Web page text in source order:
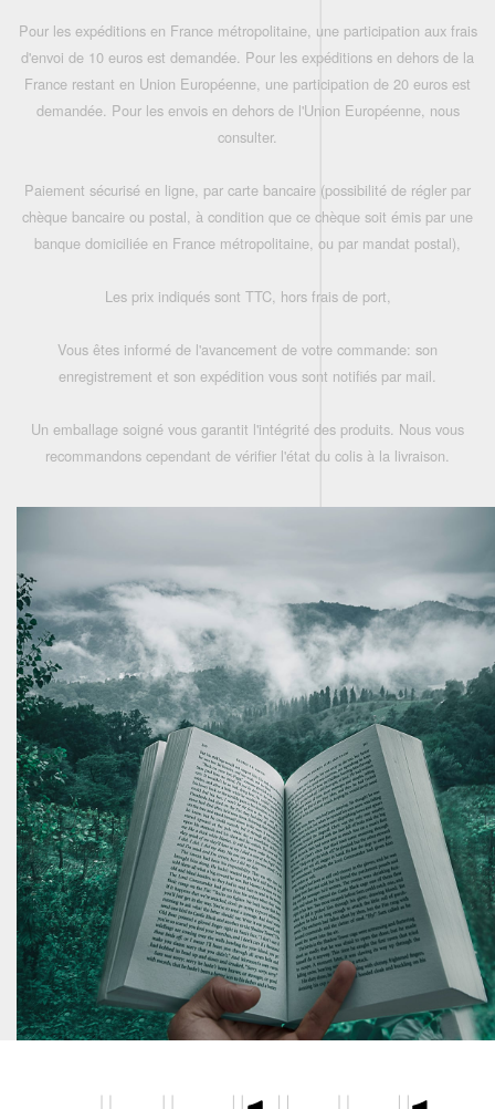
Pour les expéditions en France métropolitaine, une participation aux frais
d'envoi de 10 euros est demandée. Pour les expéditions en dehors de la
France restant en Union Européenne, une participation de 20 euros est
demandée. Pour les envois en dehors de l'Union Européenne, nous
consulter.
Paiement sécurisé en ligne, par carte bancaire (possibilité de régler par
chèque bancaire ou postal, à condition que ce chèque soit émis par une
banque domiciliée en France métropolitaine, ou par mandat postal),
Les prix indiqués sont TTC, hors frais de port,
Vous êtes informé de l'avancement de votre commande: son
enregistrement et son expédition vous sont notifiés par mail.
Un emballage soigné vous garantit l'intégrité des produits. Nous vous
recommandons cependant de vérifier l'état du colis à la livraison.